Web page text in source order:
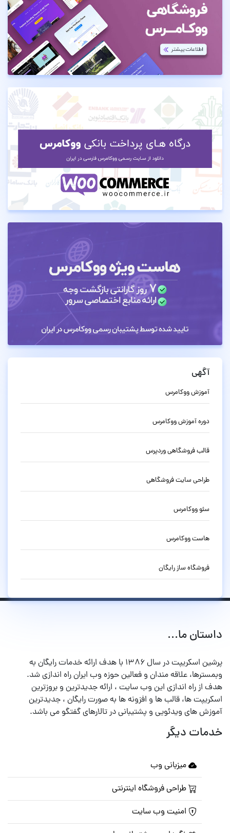
آگهی
آموزش ووکامرس
دوره آموزش ووکامرس
قالب فروشگاهی وردپرس
طراحی سایت فروشگاهی
سئو ووکامرس
هاست ووکامرس
فروشگاه ساز رایگان
داستان ما...
پرشین اسکریپت در سال ۱۳۸۶ با هدف ارائه خدمات رایگان به
وبمسترها، علاقه مندان و فعالین حوزه وب ایران راه اندازی شد.
هدف از راه اندازی این وب سایت ، ارائه جدیدترین و بروزترین
اسکریپت ها، قالب ها و افزونه ها به صورت رایگان ، جدیدترین
آموزش های ویدئویی و پشتیبانی در تالارهای گفتگو می باشد.
خدمات دیگر
میزبانی وب
طراحی فروشگاه اینترنتی
امنیت وب سایت